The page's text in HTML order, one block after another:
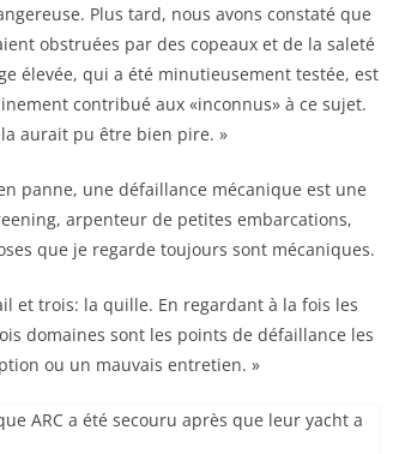
Plus tard, nous avons constaté que
obstruées par des copeaux et de la saleté
élevée, qui a été minutieusement testée, est
contribué aux «inconnus» à ce sujet.
aurait pu être bien pire. »
panne, une défaillance mécanique est une
arpenteur de petites embarcations,
que je regarde toujours sont mécaniques.
et trois: la quille. En regardant à la fois les
domaines sont les points de défaillance les
ou un mauvais entretien. »
ARC a été secouru après que leur yacht a